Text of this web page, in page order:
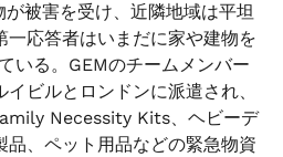
被害を受け、近隣地域は平坦
一応答者はいまだに家や建物を
いる。GEMのチームメンバー
ビルとロンドンに派遣され、
Necessity Kits、ヘビーデ
品、ペット用品などの緊急物資